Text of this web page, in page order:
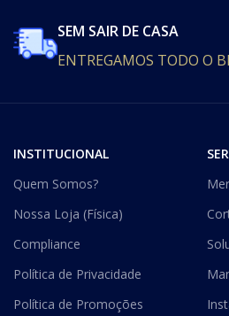
SEM SAIR DE CASA
ENTREGAMOS TODO O
INSTITUCIONAL
Quem Somos?
Nossa Loja (Física)
Compliance
Política de Privacidade
Política de Promoções